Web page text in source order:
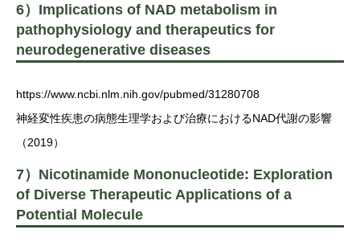
6）Implications of NAD metabolism in
pathophysiology and therapeutics for
neurodegenerative diseases
https://www.ncbi.nlm.nih.gov/pubmed/31280708
神経変性疾患の病態生理学および治療におけるNAD代謝の影響
（2019）
7）Nicotinamide Mononucleotide: Exploration
of Diverse Therapeutic Applications of a
Potential Molecule